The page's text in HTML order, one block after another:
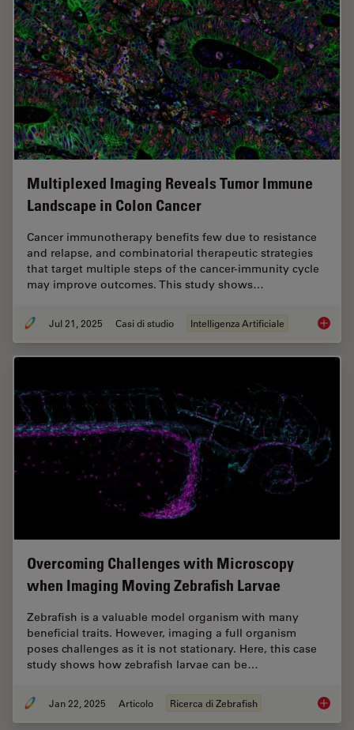
Multiplexed Imaging Reveals Tumor Immune
Landscape in Colon Cancer
Cancer immunotherapy benefits few due to resistance
and relapse, and combinatorial therapeutic strategies
that target multiple steps of the cancer-immunity cycle
may improve outcomes. This study shows…
Jul 21, 2025 Casi di studio Intelligenza Artificiale
Overcoming Challenges with Microscopy
when Imaging Moving Zebrafish Larvae
Zebrafish is a valuable model organism with many
beneficial traits. However, imaging a full organism
poses challenges as it is not stationary. Here, this case
study shows how zebrafish larvae can be…
Jan 22, 2025 Articolo Ricerca di Zebrafish